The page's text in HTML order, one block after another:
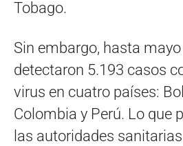
Tobago.
Sin embargo, hasta
detectaron 5.193 casos
virus en cuatro países:
Colombia y Perú. Lo que
las autoridades